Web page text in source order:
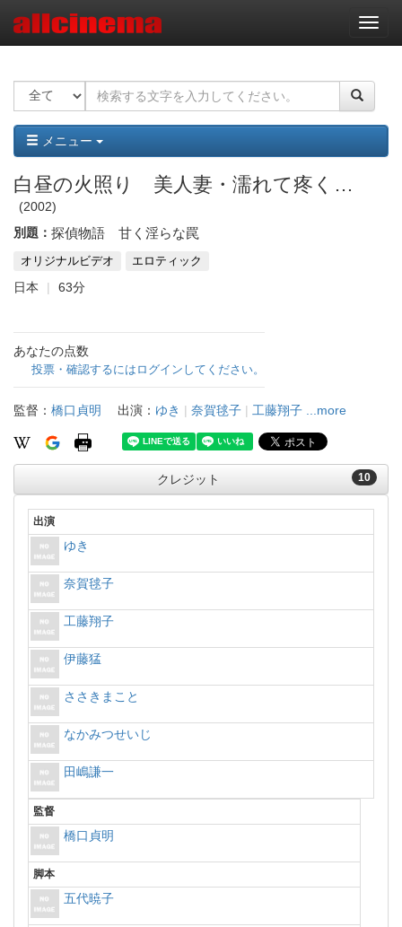
ナ
ビ
ー
ョ
ン
メニュー
白昼の火照り 美人妻・濡れて疼く…
2002
別題： 探偵物語 甘く淫らな罠
オリジナルビデオ エロティック
日本 63分
あなたの点数
投票・確認するにはログインしてください。
監督： 橋口貞明 出演： ゆき | 奈賀毬子 | 工藤翔子 ...more
10
クレジット
出演
ゆき
奈賀毬子
工藤翔子
伊藤猛
ささきまこと
なかみつせいじ
田嶋謙一
監督
橋口貞明
脚本
五代暁子